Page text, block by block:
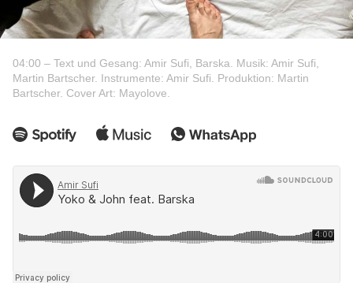
04:00 – Text und Gesang: Amir Sufi, Barska. Musik: Amir Sufi,
Martin Bartscher. Instrumente: Amir Sufi. Produktion: Martin
Bartscher. Cover Art: Mayolove.